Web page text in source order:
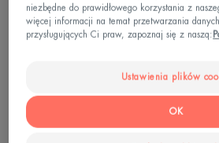
Sama absorpcja może
fotochemiczną w różnych
białka lub pigmenty
niezbędne do prawidłowego korzystania z
więcej informacji na temat przetwarzania
przysługujących Ci praw, zapoznaj się z naszą:
Ustawienia plików
OK